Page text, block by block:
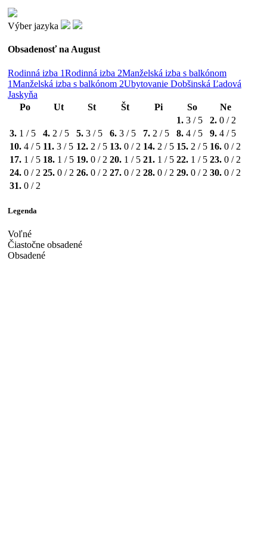
Výber jazyka
Obsadenosť na August
Rodinná izba 1Rodinná izba 2Manželská izba s balkónom
1Manželská izba s balkónom 2Ubytovanie Dobšinská Ľadová
Jaskyňa
Po
Ut St Št Pi So
Ne
1. 3 / 5 2. 0 / 2
3. 1 / 5 4. 2 / 5 5. 3 / 5 6. 3 / 5 7. 2 / 5 8. 4 / 5 9. 4 / 5
10. 4 / 5 11. 3 / 5 12. 2 / 5 13. 0 / 2 14. 2 / 5 15. 2 / 5 16. 0 / 2
17. 1 / 5 18. 1 / 5 19. 0 / 2 20. 1 / 5 21. 1 / 5 22. 1 / 5 23. 0 / 2
24. 0 / 2 25. 0 / 2 26. 0 / 2 27. 0 / 2 28. 0 / 2 29. 0 / 2 30. 0 / 2
31. 0 / 2
Legenda
Voľné
Čiastočne obsadené
Obsadené